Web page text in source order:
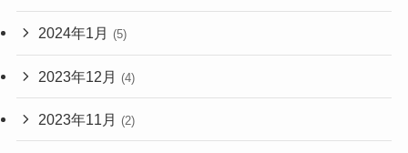
2024年1月 (5)
2023年12月 (4)
2023年11月 (2)